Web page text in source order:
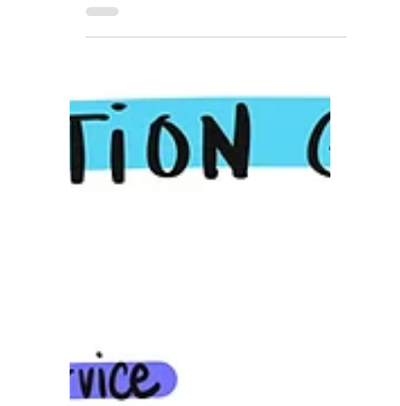
Je vous souhaite de vivre votre plus belle ascension collective
en 2025 ! #facilitationgraphique #intelligencecollective...